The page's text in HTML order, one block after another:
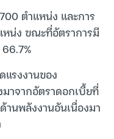
ตำแหน่ง และการ
หน่ง ขณะที่อัตราการมี
แรงงานของ
มาจากอัตราดอกเบี้ยที่
นพลังงานอันเนื่องมา